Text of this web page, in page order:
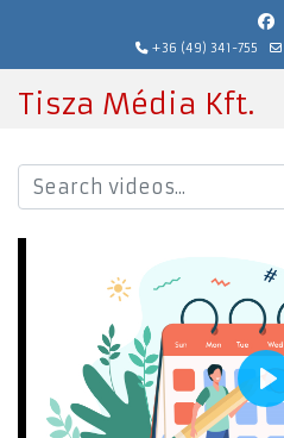
+36 (49) 341-755
Tisza Média Kft.